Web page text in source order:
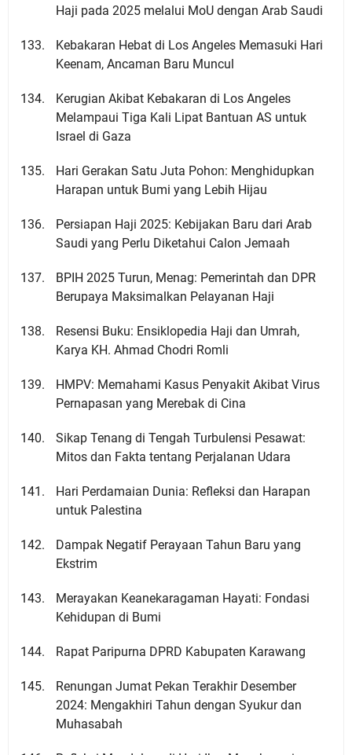
Haji pada 2025 melalui MoU dengan Arab Saudi
Kebakaran Hebat di Los Angeles Memasuki Hari
Keenam, Ancaman Baru Muncul
Kerugian Akibat Kebakaran di Los Angeles
Melampaui Tiga Kali Lipat Bantuan AS untuk
Israel di Gaza
Hari Gerakan Satu Juta Pohon: Menghidupkan
Harapan untuk Bumi yang Lebih Hijau
Persiapan Haji 2025: Kebijakan Baru dari Arab
Saudi yang Perlu Diketahui Calon Jemaah
BPIH 2025 Turun, Menag: Pemerintah dan DPR
Berupaya Maksimalkan Pelayanan Haji
Resensi Buku: Ensiklopedia Haji dan Umrah,
Karya KH. Ahmad Chodri Romli
HMPV: Memahami Kasus Penyakit Akibat Virus
Pernapasan yang Merebak di Cina
Sikap Tenang di Tengah Turbulensi Pesawat:
Mitos dan Fakta tentang Perjalanan Udara
Hari Perdamaian Dunia: Refleksi dan Harapan
untuk Palestina
Dampak Negatif Perayaan Tahun Baru yang
Ekstrim
Merayakan Keanekaragaman Hayati: Fondasi
Kehidupan di Bumi
Rapat Paripurna DPRD Kabupaten Karawang
Renungan Jumat Pekan Terakhir Desember
2024: Mengakhiri Tahun dengan Syukur dan
Muhasabah